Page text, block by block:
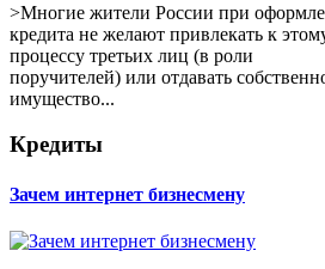
>Многие жители России при
кредита не желают привлекать к
процессу третьих лиц (в роли
поручителей) или отдавать
имущество...
Кредиты
Зачем интернет бизнесмену